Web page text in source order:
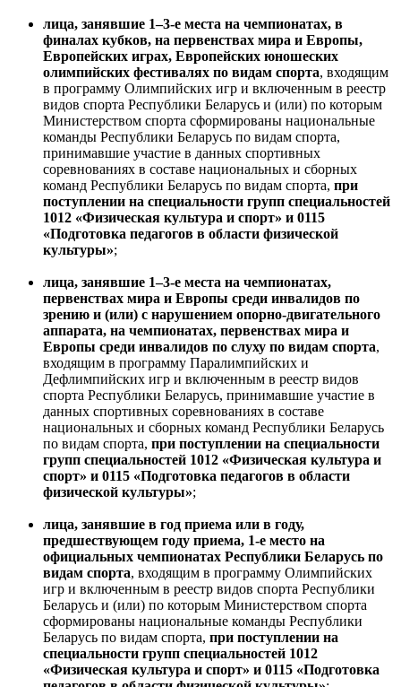
лица, занявшие 1–3-е места на чемпионатах, в
финалах кубков, на первенствах мира и Европы,
Европейских играх, Европейских юношеских
олимпийских фестивалях по видам спорта, входящим
в программу Олимпийских игр и включенным в реестр
видов спорта Республики Беларусь и (или) по которым
Министерством спорта сформированы национальные
команды Республики Беларусь по видам спорта,
принимавшие участие в данных спортивных
соревнованиях в составе национальных и сборных
команд Республики Беларусь по видам спорта, при
поступлении на специальности групп специальностей
1012 «Физическая культура и спорт» и 0115
«Подготовка педагогов в области физической
культуры»;
лица, занявшие 1–3-е места на чемпионатах,
первенствах мира и Европы среди инвалидов по
зрению и (или) с нарушением опорно-двигательного
аппарата, на чемпионатах, первенствах мира и
Европы среди инвалидов по слуху по видам спорта,
входящим в программу Паралимпийских и
Дефлимпийских игр и включенным в реестр видов
спорта Республики Беларусь, принимавшие участие в
данных спортивных соревнованиях в составе
национальных и сборных команд Республики Беларусь
по видам спорта, при поступлении на специальности
групп специальностей 1012 «Физическая культура и
спорт» и 0115 «Подготовка педагогов в области
физической культуры»;
лица, занявшие в год приема или в году,
предшествующем году приема, 1-е место на
официальных чемпионатах Республики Беларусь по
видам спорта, входящим в программу Олимпийских
игр и включенным в реестр видов спорта Республики
Беларусь и (или) по которым Министерством спорта
сформированы национальные команды Республики
Беларусь по видам спорта, при поступлении на
специальности групп специальностей 1012
«Физическая культура и спорт» и 0115 «Подготовка